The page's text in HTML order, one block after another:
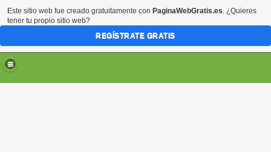
Este sitio web fue creado gratuitamente con PaginaWebGratis.es. ¿Quieres
tener tu propio sitio web?
REGÍSTRATE GRATIS